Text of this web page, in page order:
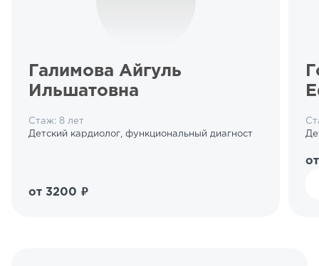
Галимова Айгуль
Ильшатовна
Стаж: 8 лет
Детский кардиолог, функциональный диагност
от 3200 ₽